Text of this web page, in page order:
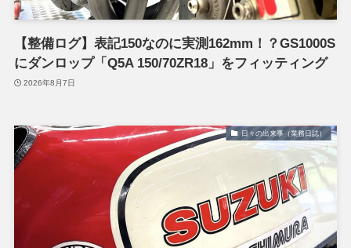
【整備ログ】表記150なのに実測162mm！？GS1000S
にダンロップ「Q5A 150/70ZR18」をフィッティング
2026年8月7日
日々の出来事（業務日誌）